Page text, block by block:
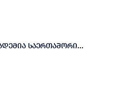
საერთაშორი...